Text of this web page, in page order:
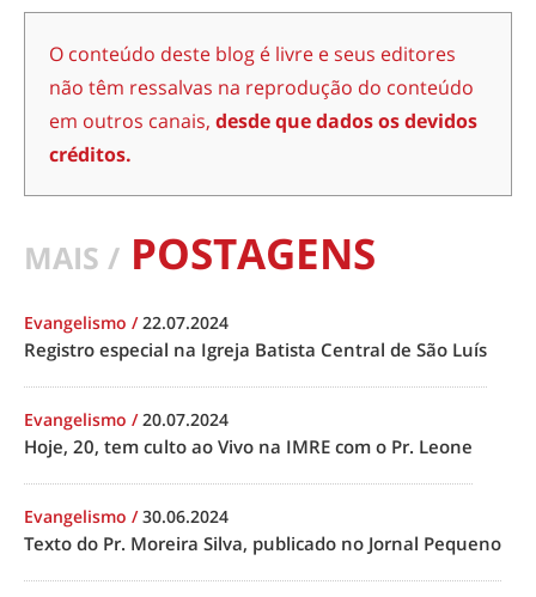
O conteúdo deste blog é livre e seus editores
não têm ressalvas na reprodução do conteúdo
em outros canais, desde que dados os devidos
créditos.
MAIS / POSTAGENS
Evangelismo /22.07.2024
Registro especial na Igreja Batista Central de São Luís
Evangelismo /20.07.2024
Hoje, 20, tem culto ao Vivo na IMRE com o Pr. Leone
Evangelismo /30.06.2024
Texto do Pr. Moreira Silva, publicado no Jornal Pequeno